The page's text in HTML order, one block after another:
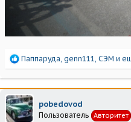
Р
а
к
ц
и
и
Паппаруда, genn111, СЭМ и
pobedovod
Пользователь Авторитет